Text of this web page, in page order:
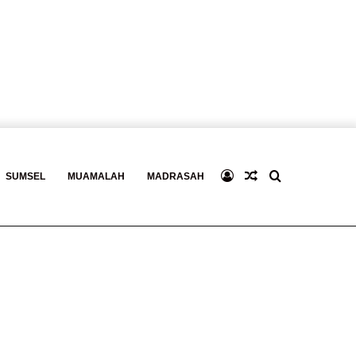
SUMSEL MUAMALAH MADRASAH Search
Baca
Log